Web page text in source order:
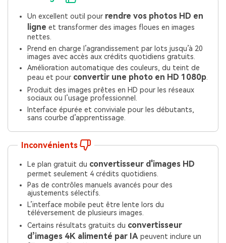
Un excellent outil pour rendre vos photos HD en
ligne et transformer des images floues en images
nettes.
Prend en charge l’agrandissement par lots jusqu’à 20
images avec accès aux crédits quotidiens gratuits.
Amélioration automatique des couleurs, du teint de
peau et pour convertir une photo en HD 1080p
Produit des images prêtes en HD pour les réseaux
sociaux ou l’usage professionnel.
Interface épurée et conviviale pour les débutants,
sans courbe d’apprentissage.
Inconvénients
Le plan gratuit du convertisseur d'images HD
permet seulement 4 crédits quotidiens.
Pas de contrôles manuels avancés pour des
ajustements sélectifs.
L’interface mobile peut être lente lors du
téléversement de plusieurs images.
Certains résultats gratuits du convertisseur
d’images 4K alimenté par IA peuvent inclure un